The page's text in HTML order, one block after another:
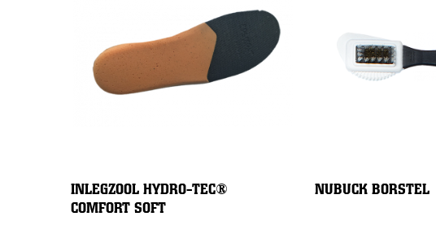
INLEGZOOL HYDRO-TEC®
COMFORT SOFT
NUBUCK BORSTEL